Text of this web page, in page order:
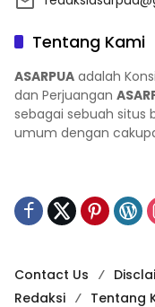
Tentang Kami
ASARPUA adalah
dan Perjuangan
sebagai sebuah situs
umum dengan
Contact Us
Redaksi
Tentang